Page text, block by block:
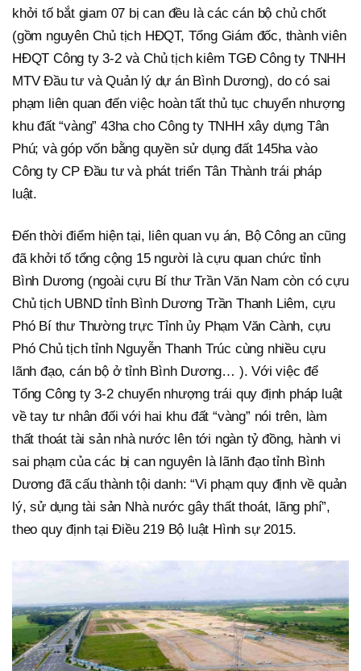
khởi tố bắt giam 07 bị can đều là các cán bộ chủ chốt
(gồm nguyên Chủ tịch HĐQT, Tổng Giám đốc, thành viên
HĐQT Công ty 3-2 và Chủ tịch kiêm TGĐ Công ty TNHH
MTV Đầu tư và Quản lý dự án Bình Dương), do có sai
phạm liên quan đến việc hoàn tất thủ tục chuyển nhượng
khu đất “vàng” 43ha cho Công ty TNHH xây dựng Tân
Phú; và góp vốn bằng quyền sử dụng đất 145ha vào
Công ty CP Đầu tư và phát triển Tân Thành trái pháp
luật.
Đến thời điểm hiện tại, liên quan vụ án, Bộ Công an cũng
đã khởi tố tổng cộng 15 người là cựu quan chức tỉnh
Bình Dương (ngoài cựu Bí thư Trần Văn Nam còn có cựu
Chủ tịch UBND tỉnh Bình Dương Trần Thanh Liêm, cựu
Phó Bí thư Thường trực Tỉnh ủy Phạm Văn Cành, cựu
Phó Chủ tịch tỉnh Nguyễn Thanh Trúc cùng nhiều cựu
lãnh đạo, cán bộ ở tỉnh Bình Dương… ). Với việc để
Tổng Công ty 3-2 chuyển nhượng trái quy định pháp luật
về tay tư nhân đối với hai khu đất “vàng” nói trên, làm
thất thoát tài sản nhà nước lên tới ngàn tỷ đồng, hành vi
sai phạm của các bị can nguyên là lãnh đạo tỉnh Bình
Dương đã cấu thành tội danh: “Vi phạm quy định về quản
lý, sử dụng tài sản Nhà nước gây thất thoát, lãng phí”,
theo quy định tại Điều 219 Bộ luật Hình sự 2015.